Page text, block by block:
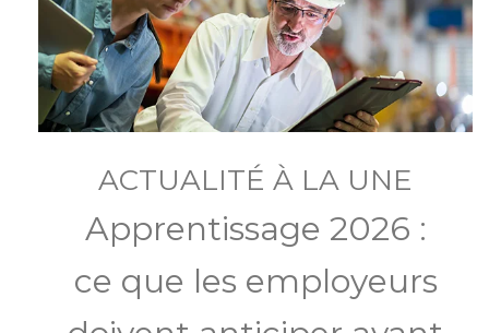
ACTUALITÉ À LA UNE
Apprentissage 2026 :
ce que les employeurs